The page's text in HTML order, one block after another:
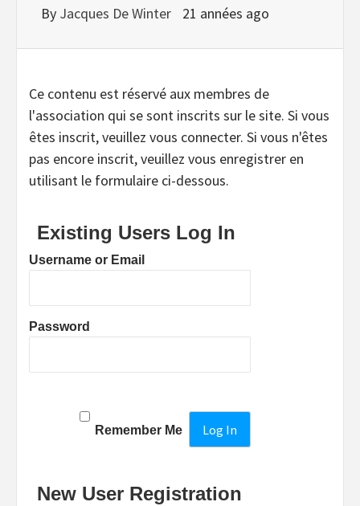
By Jacques De Winter 21 années ago
Ce contenu est réservé aux membres de
l'association qui se sont inscrits sur le site. Si vous
êtes inscrit, veuillez vous connecter. Si vous n'êtes
pas encore inscrit, veuillez vous enregistrer en
utilisant le formulaire ci-dessous.
Existing Users Log In
Username or Email
Password
Remember Me
New User Registration